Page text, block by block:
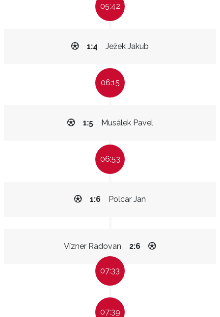
05:42
Ježek Jakub
1:4
06:15
Musálek Pavel
1:5
06:53
Polcar Jan
1:6
Vízner Radovan 2:6
07:33
07:39